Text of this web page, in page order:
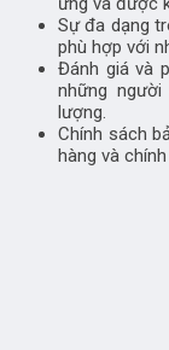
Sự đa dạng
phù hợp với
Đánh giá và
những
lượng.
Chính sách
hàng và